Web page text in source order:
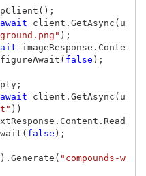
();
await client . GetAsync ( u
);
imageResponse . Conte
( false );
;
await client . GetAsync ( u
))
. Content . Read
( false );
Generate ( "compounds-w